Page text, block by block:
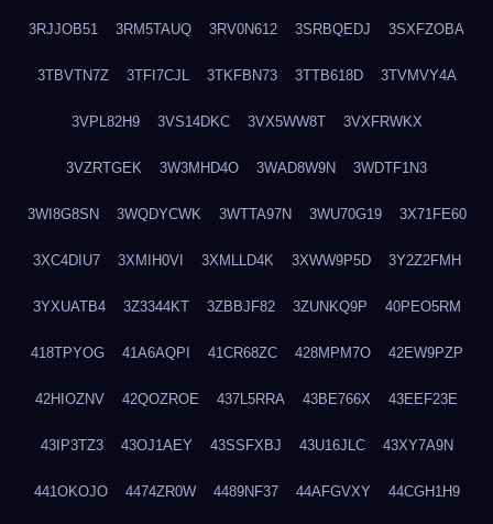
3RJJOB51 3RM5TAUQ 3RV0N612 3SRBQEDJ 3SXFZOBA
3TBVTN7Z 3TFI7CJL 3TKFBN73 3TTB618D 3TVMVY4A
3VPL82H9 3VS14DKC 3VX5WW8T 3VXFRWKX
3VZRTGEK 3W3MHD4O 3WAD8W9N 3WDTF1N3
3WI8G8SN 3WQDYCWK 3WTTA97N 3WU70G19 3X71FE60
3XC4DIU7 3XMIH0VI 3XMLLD4K 3XWW9P5D 3Y2Z2FMH
3YXUATB4 3Z3344KT 3ZBBJF82 3ZUNKQ9P 40PEO5RM
418TPYOG 41A6AQPI 41CR68ZC 428MPM7O 42EW9PZP
42HIOZNV 42QOZROE 437L5RRA 43BE766X 43EEF23E
43IP3TZ3 43OJ1AEY 43SSFXBJ 43U16JLC 43XY7A9N
441OKOJO 4474ZR0W 4489NF37 44AFGVXY 44CGH1H9